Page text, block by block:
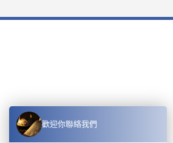
歡迎你聯絡我們